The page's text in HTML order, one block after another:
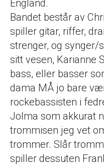
England.
Bandet består av
spiller gitar, riffer,
strenger, og synger/
sitt vesen, Karianne
bass, eller basser
dama MÅ jo bare
rockebassisten i
Jolma som akkurat
trommisen jeg vet
trommer. Slår
spiller dessuten